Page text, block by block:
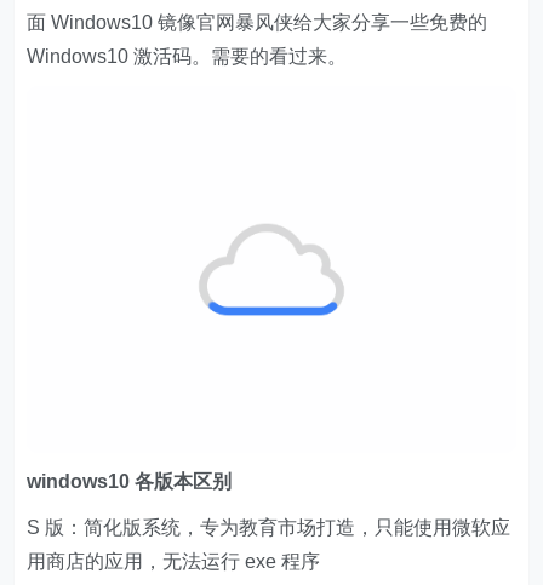
面 Windows10 镜像官网暴风侠给大家分享一些免费的
Windows10 激活码。需要的看过来。
windows10 各版本区别
S 版：简化版系统，专为教育市场打造，只能使用微软应
用商店的应用，无法运行 exe 程序